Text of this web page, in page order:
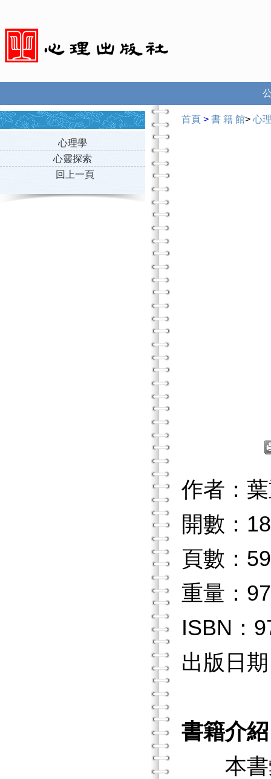
心理學
心靈探索
回上一頁
首頁 > 書 籍 館> 心
作者：
開數：18
頁數：
重量：
ISBN：
出版日
書籍介紹
本書彙